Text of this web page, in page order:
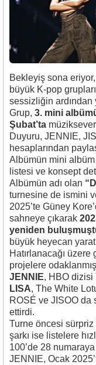
Bekleyiş sona eriyor,
büyük K-pop
sessizliğin
Grup, 3. mini
Şubat’ta
Duyuru, JENNIE,
hesaplarından
Albümün mini albüm
listesi ve konsept
Albümün adı olan
turnesine de ismini
2025’te Güney
sahneye çıkarak
yeniden
büyük heyecan
Hatırlanacağı
projelere
JENNIE, HBO dizisi
LISA, The White
ROSÉ ve JISOO da
ettirdi.
Turne öncesi
şarkı ise listelere
100’de 28
JENNIE, Ocak